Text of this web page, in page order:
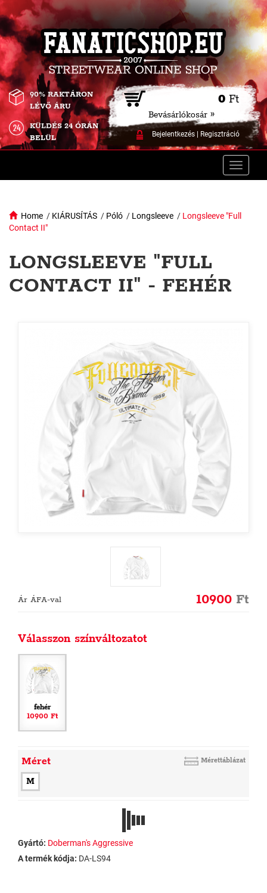
0 Ft
Bevásárlókosár »
Bejelentkezés| Regisztráció
90% RAKTÁRON
LÉVŐ ÁRU
KÜLDÉS 24 ÓRÁN
BELÜL
Toggle
Home / KIÁRUSÍTÁS / Póló / Longsleeve / Longsleeve "Full
Contact II"
LONGSLEEVE "FULL
CONTACT II" - FEHÉR
Ár ÁFA-val 10900 Ft
Válasszon színváltozatot
fehér
10900 Ft
Méret Mérettáblázat
M
Gyártó: Doberman's Aggressive
A termék kódja: DA-LS94